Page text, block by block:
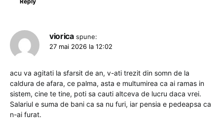
viorica spune:
27 mai 2026 la 12:02
acu va agitati la sfarsit de an, v-ati trezit din somn de la
caldura de afara, ce palma, asta e multumirea ca ai ramas in
sistem, cine te tine, poti sa cauti altceva de lucru daca vrei.
Salariul e suma de bani ca sa nu furi, iar pensia e pedeapsa ca
n-ai furat.